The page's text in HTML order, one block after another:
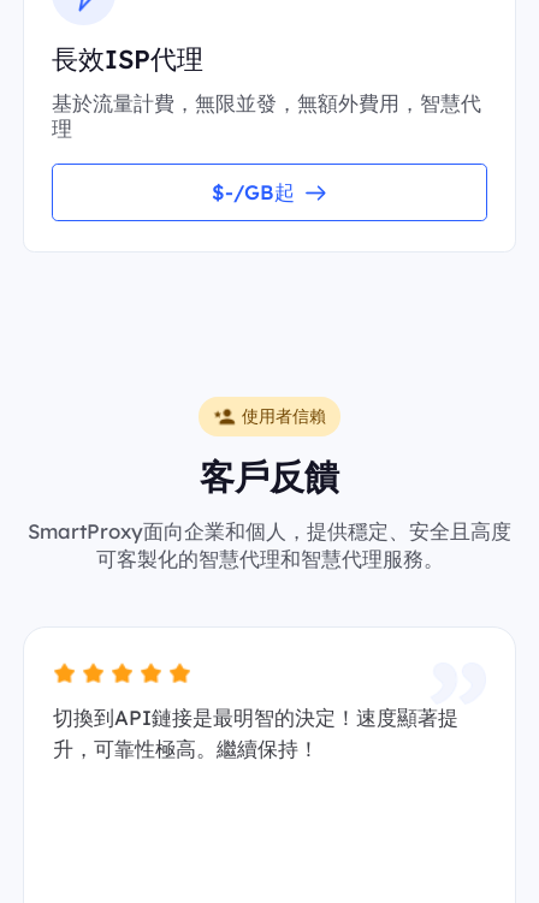
長效ISP代理
基於流量計費，無限並發，無額外費用，智慧代
理
$-/GB起
使用者信賴
客戶反饋
SmartProxy面向企業和個人，提供穩定、安全且高度
可客製化的智慧代理和智慧代理服務。
切換到API鏈接是最明智的決定！速度顯著提
升，可靠性極高。繼續保持！